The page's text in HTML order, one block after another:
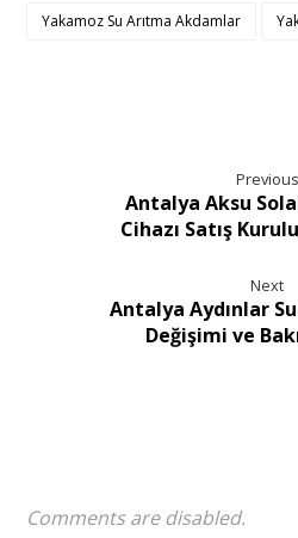
Yakamoz Su Arıtma Akdamlar
Previous
Antalya Aksu
Cihazı Satış
Next
Antalya Aydınlar
Değişimi ve
Comments are disabled.